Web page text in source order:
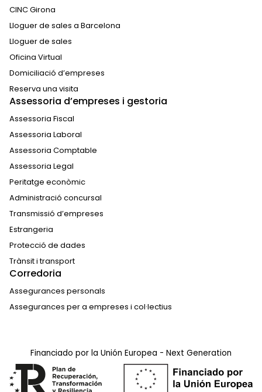
CINC Girona
Lloguer de sales a Barcelona
Lloguer de sales
Oficina Virtual
Domiciliació d’empreses
Reserva una visita
Assessoria d’empreses i gestoria
Assessoria Fiscal
Assessoria Laboral
Assessoria Comptable
Assessoria Legal
Peritatge econòmic
Administració concursal
Transmissió d’empreses
Estrangeria
Protecció de dades
Trànsit i transport
Corredoria
Assegurances personals
Assegurances per a empreses i col·lectius
Financiado por la Unión Europea - Next Generation